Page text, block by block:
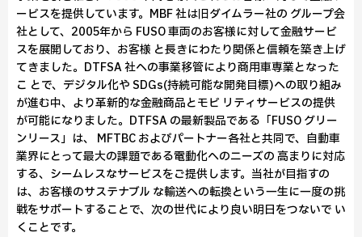
ービスを提供しています。MBF 社は旧ダイムラー社の グループ会
社として、2005年から FUSO 車両のお客様に対して金融サービ
スを展開しており、お客様 と長きにわたり関係と信頼を築き上げ
てきました。DTFSA 社への事業移管により商用車専業となった
こ とで、デジタル化や SDGs(持続可能な開発目標)への取り組み
が進む中、より革新的な金融商品とモビ リティサービスの提供
が可能になりました。DTFSA の最新製品である「FUSO グリー
ンリース」は、 MFTBC およびパートナー各社と共同で、自動車
業界にとって最大の課題である電動化へのニーズの 高まりに対応
する、シームレスなサービスをご提供します。当社が目指すの
は、お客様のサステナブル な輸送への転換という一生に一度の挑
戦をサポートすることで、次の世代により良い明日をつないで い
くことです。